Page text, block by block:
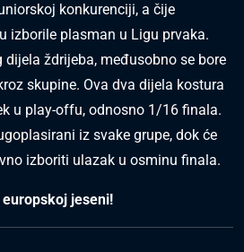
konkurenciji, a čije
izborile plasman u Ligu prvaka.
ždrijeba, međusobno se bore
skupine. Ova dva dijela kostura
u play-offu, odnosno 1/16 finala.
iz svake grupe, dok će
izboriti ulazak u osminu finala.
jeseni!